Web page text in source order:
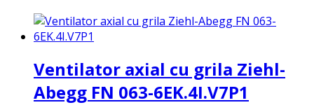
Ventilator axial cu grila Ziehl-
Abegg FN 063-6EK.4I.V7P1